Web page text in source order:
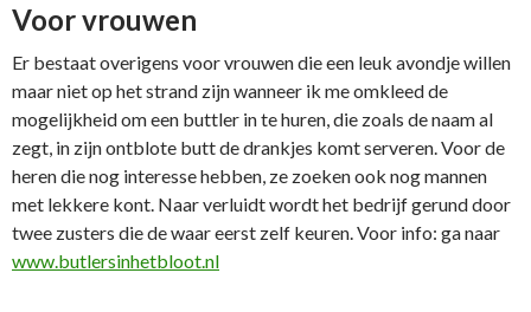
Voor vrouwen
Er bestaat overigens voor vrouwen die een leuk avondje willen
maar niet op het strand zijn wanneer ik me omkleed de
mogelijkheid om een buttler in te huren, die zoals de naam al
zegt, in zijn ontblote butt de drankjes komt serveren. Voor de
heren die nog interesse hebben, ze zoeken ook nog mannen
met lekkere kont. Naar verluidt wordt het bedrijf gerund door
twee zusters die de waar eerst zelf keuren. Voor info: ga naar
www.butlersinhetbloot.nl